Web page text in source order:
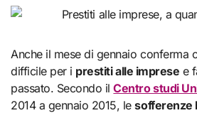
Anche il mese di gennaio conferma
difficile per i prestiti alle imprese e
passato. Secondo ilCentro studi
2014 a gennaio 2015, lesofferenze